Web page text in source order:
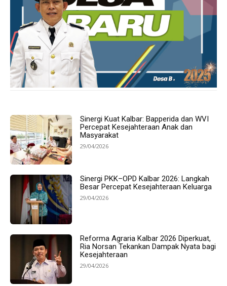
Sinergi Kuat Kalbar: Bapperida dan WVI
Percepat Kesejahteraan Anak dan
Masyarakat
29/04/2026
Sinergi PKK–OPD Kalbar 2026: Langkah
Besar Percepat Kesejahteraan Keluarga
29/04/2026
Reforma Agraria Kalbar 2026 Diperkuat,
Ria Norsan Tekankan Dampak Nyata bagi
Kesejahteraan
29/04/2026